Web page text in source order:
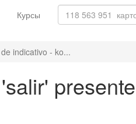
Курсы
indicativo - ko...